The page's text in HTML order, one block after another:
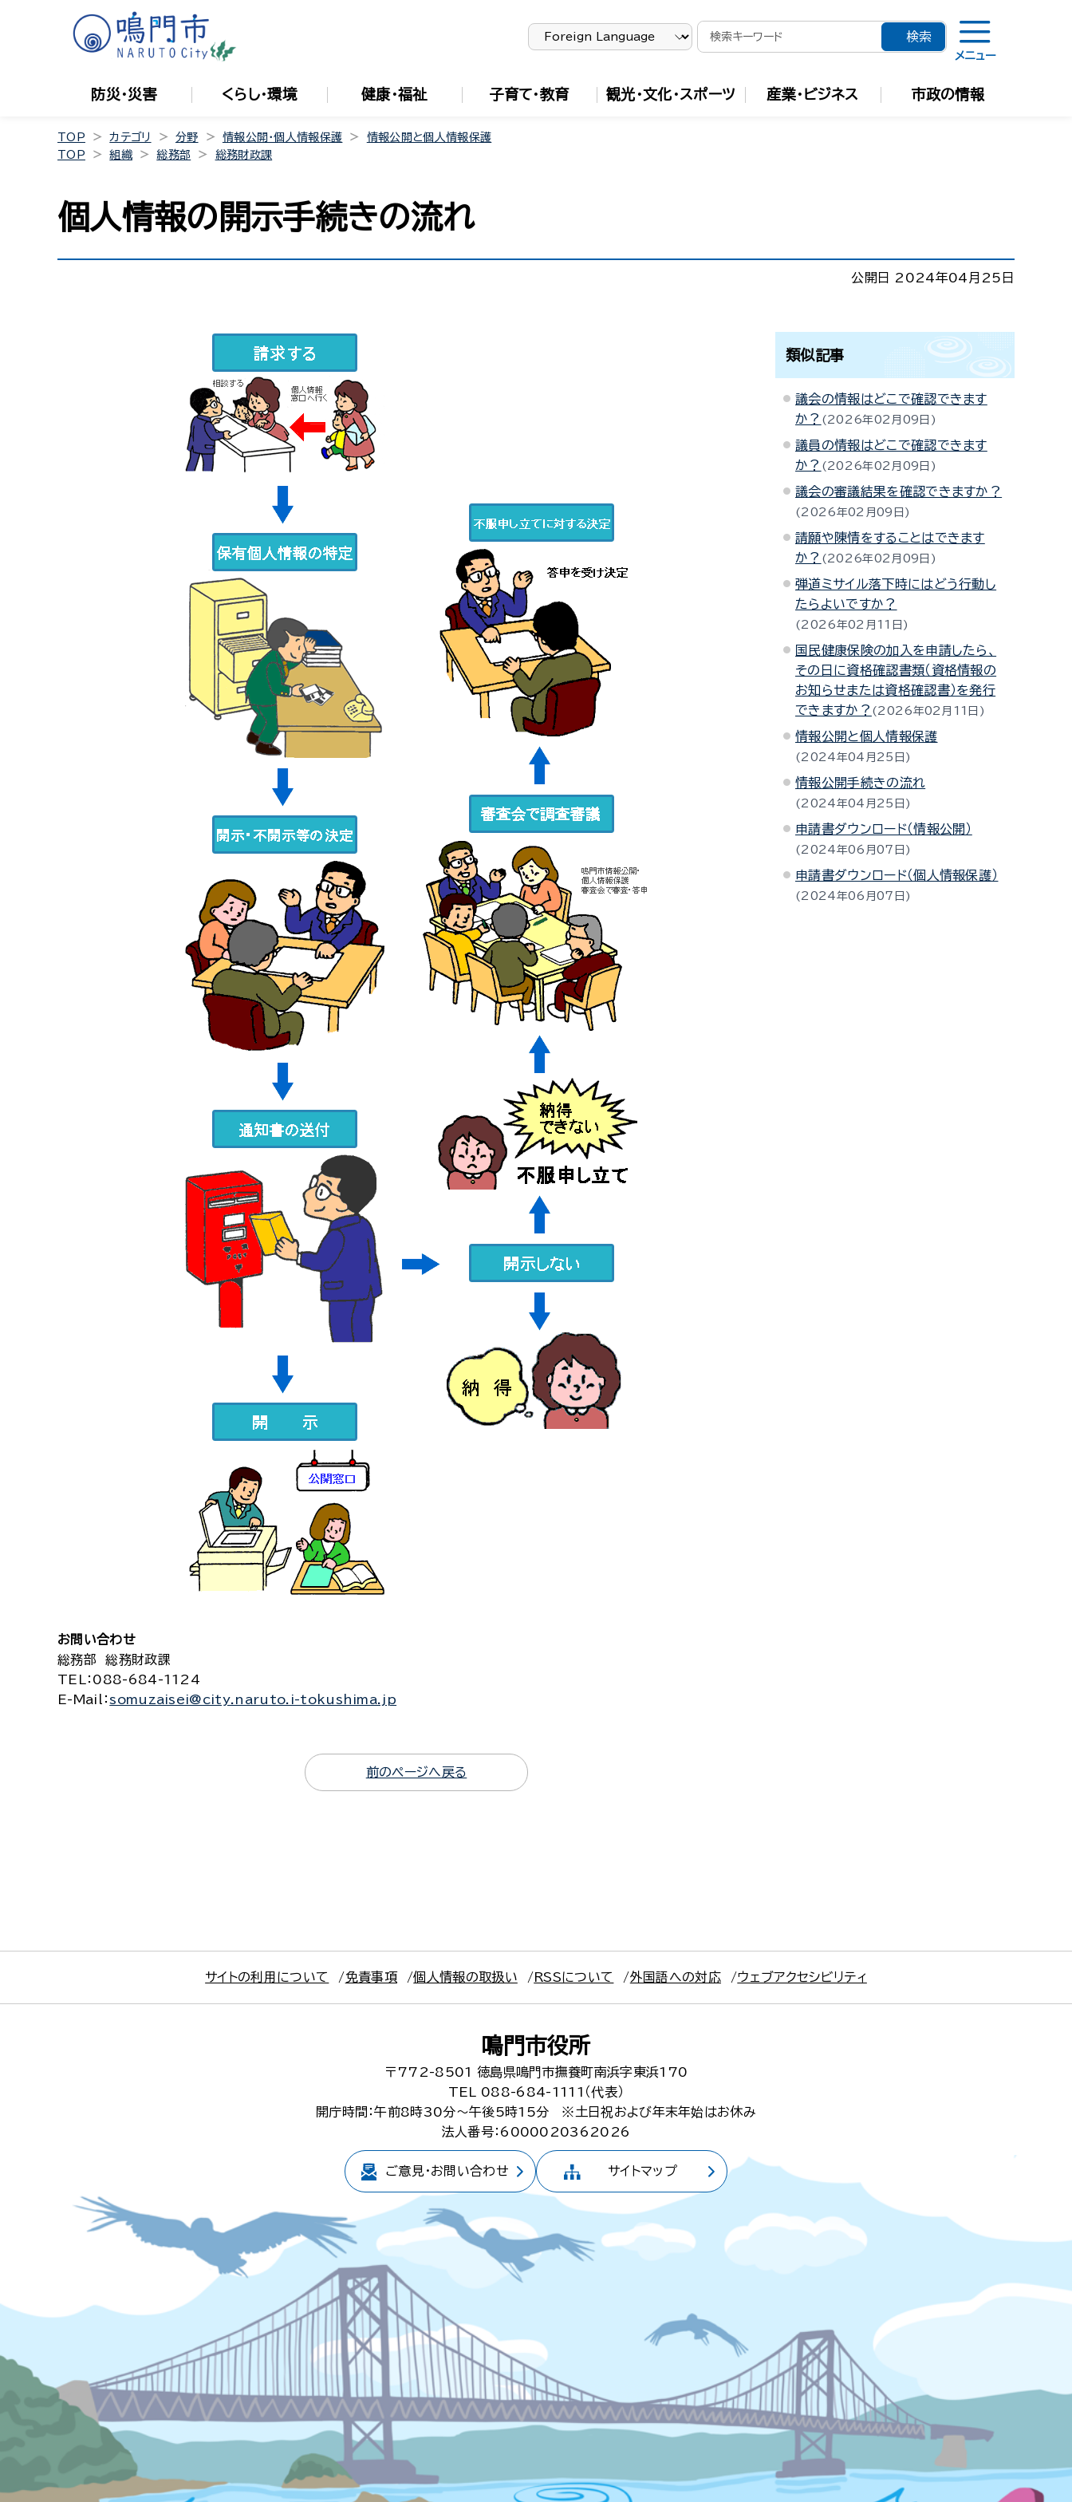
メニュー
防災・災害 くらし・環境 健康・福祉 子育て・教育 観光・文化・スポーツ 産業・ビジネス 市政の情報
TOP カテゴリ 分野 情報公開・個人情報保護
情報公開と個人情報保護
TOP
組織 総務部 総務財政課
個人情報の開示手続きの流れ
公開日 2024年04月25日
お問い合わせ
総務部 総務財政課
TEL
：088-684-1124
E-Mail
： somuzaisei@city.naruto.i-tokushima.jp
前のページへ戻る
類似記事
議会の情報はどこで確認できます
か？
2026年02月09日
議員の情報はどこで確認できます
か？
2026年02月09日
議会の審議結果を確認できますか？
2026年02月09日
請願や陳情をすることはできます
か？
2026年02月09日
弾道ミサイル落下時にはどう行動し
たらよいですか？
2026年02月11日
国民健康保険の加入を申請したら、
その日に資格確認書類（資格情報の
お知らせまたは資格確認書）を発行
できますか？
2026年02月11日
情報公開と個人情報保護
2024年04月25日
情報公開手続きの流れ
2024年04月25日
申請書ダウンロード（情報公開）
2024年06月07日
申請書ダウンロード（個人情報保護）
2024年06月07日
サイトの利用について 免責事項 個人情報の取扱い RSSについて 外国語への対応 ウェブアクセシビリティ
鳴門市役所
〒772-8501
徳島県鳴門市撫養町南浜字東浜170
TEL 088-684-1111（代表）
開庁時間：午前8時30分～午後5時15分
※土日祝および年末年始はお休み
法人番号：6000020362026
ご意見・お問い合わせ サイトマップ